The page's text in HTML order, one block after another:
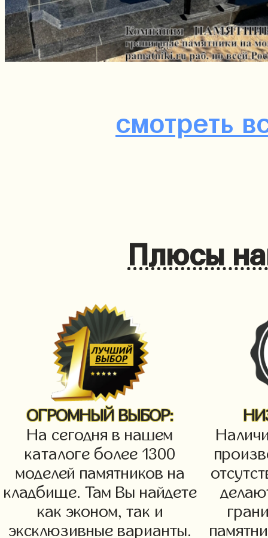
смотреть
Плюсы
ОГРОМНЫЙ ВЫБОР:
На сегодня в нашем
каталоге более 1300
моделей памятников на
кладбище. Там Вы найдете
как эконом, так и
эксклюзивные варианты.